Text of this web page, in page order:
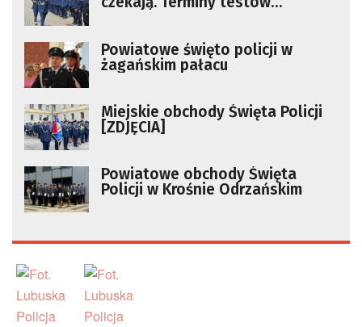
Powiatowe święto policji w
żagańskim pałacu
Miejskie obchody Święta Policji
[ZDJĘCIA]
Powiatowe obchody Święta
Policji w Krośnie Odrzańskim